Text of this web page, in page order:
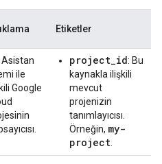
Etiketler
Asistan
ile
Google
project_id: Bu
kaynakla ilişkili
mevcut
projenizin
tanımlayıcısı.
Örneğin, my-
project